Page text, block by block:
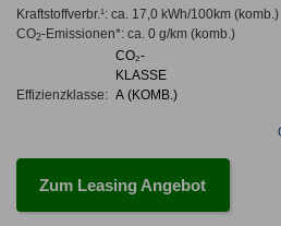
Kraftstoffverbr.¹: ca. 17,0 kWh/100km(komb.)
CO2-Emissionen*: ca. 0 g/km(komb.)
Effizienzklasse:
CO₂-
KLASSE
A (KOMB.)
Zum Leasing Angebot